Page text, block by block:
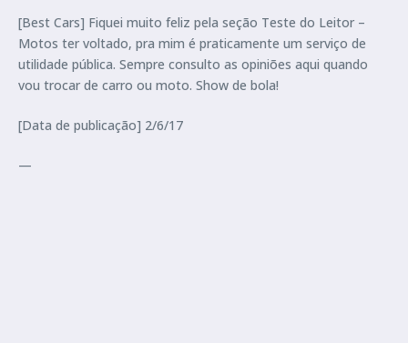
[Best Cars] Fiquei muito feliz pela seção Teste do Leitor –
Motos ter voltado, pra mim é praticamente um serviço de
utilidade pública. Sempre consulto as opiniões aqui quando
vou trocar de carro ou moto. Show de bola!
[Data de publicação] 2/6/17
—